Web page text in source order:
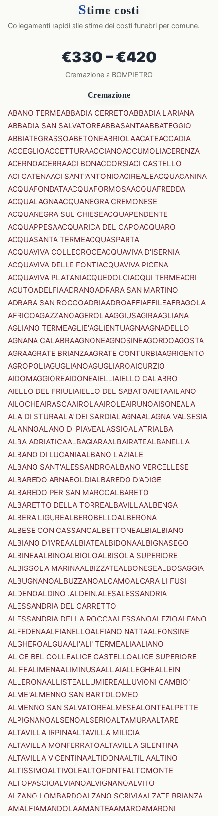
Stime costi
Collegamenti rapidi alle stime dei costi funebri per comune.
€330 – €420
Cremazione a BOMPIETRO
Cremazione
ABANO TERMEABBADIA CERRETOABBADIA LARIANA
ABBADIA SAN SALVATOREABBASANTAABBATEGGIO
ABBIATEGRASSOABETONEABRIOLAACATEACCADIA
ACCEGLIOACCETTURAACCIANOACCUMOLIACERENZA
ACERNOACERRAACI BONACCORSIACI CASTELLO
ACI CATENAACI SANT'ANTONIOACIREALEACQUACANINA
ACQUAFONDATAACQUAFORMOSAACQUAFREDDA
ACQUALAGNAACQUANEGRA CREMONESE
ACQUANEGRA SUL CHIESEACQUAPENDENTE
ACQUAPPESAACQUARICA DEL CAPOACQUARO
ACQUASANTA TERMEACQUASPARTA
ACQUAVIVA COLLECROCEACQUAVIVA D'ISERNIA
ACQUAVIVA DELLE FONTIACQUAVIVA PICENA
ACQUAVIVA PLATANIACQUEDOLCIACQUI TERMEACRI
ACUTOADELFIAADRANOADRARA SAN MARTINO
ADRARA SAN ROCCOADRIAADROAFFIAFFILEAFRAGOLA
AFRICOAGAZZANOAGEROLAAGGIUSAGIRAAGLIANA
AGLIANO TERMEAGLIE'AGLIENTUAGNAAGNADELLO
AGNANA CALABRAAGNONEAGNOSINEAGORDOAGOSTA
AGRAAGRATE BRIANZAAGRATE CONTURBIAAGRIGENTO
AGROPOLIAGUGLIANOAGUGLIAROAICURZIO
AIDOMAGGIOREAIDONEAIELLIAIELLO CALABRO
AIELLO DEL FRIULIAIELLO DEL SABATOAIETAAILANO
AILOCHEAIRASCAAIROLAAIROLEAIRUNOAISONEALA
ALA DI STURAALA' DEI SARDIALAGNAALAGNA VALSESIA
ALANNOALANO DI PIAVEALASSIOALATRIALBA
ALBA ADRIATICAALBAGIARAALBAIRATEALBANELLA
ALBANO DI LUCANIAALBANO LAZIALE
ALBANO SANT'ALESSANDROALBANO VERCELLESE
ALBAREDO ARNABOLDIALBAREDO D'ADIGE
ALBAREDO PER SAN MARCOALBARETO
ALBARETTO DELLA TORREALBAVILLAALBENGA
ALBERA LIGUREALBEROBELLOALBERONA
ALBESE CON CASSANOALBETTONEALBIALBIANO
ALBIANO D'IVREAALBIATEALBIDONAALBIGNASEGO
ALBINEAALBINOALBIOLOALBISOLA SUPERIORE
ALBISSOLA MARINAALBIZZATEALBONESEALBOSAGGIA
ALBUGNANOALBUZZANOALCAMOALCARA LI FUSI
ALDENOALDINO .ALDEIN.ALESALESSANDRIA
ALESSANDRIA DEL CARRETTO
ALESSANDRIA DELLA ROCCAALESSANOALEZIOALFANO
ALFEDENAALFIANELLOALFIANO NATTAALFONSINE
ALGHEROALGUAALI'ALI' TERMEALIAALIANO
ALICE BEL COLLEALICE CASTELLOALICE SUPERIORE
ALIFEALIMENAALIMINUSAALLAIALLEGHEALLEIN
ALLERONAALLISTEALLUMIEREALLUVIONI CAMBIO'
ALME'ALMENNO SAN BARTOLOMEO
ALMENNO SAN SALVATOREALMESEALONTEALPETTE
ALPIGNANOALSENOALSERIOALTAMURAALTARE
ALTAVILLA IRPINAALTAVILLA MILICIA
ALTAVILLA MONFERRATOALTAVILLA SILENTINA
ALTAVILLA VICENTINAALTIDONAALTILIAALTINO
ALTISSIMOALTIVOLEALTOFONTEALTOMONTE
ALTOPASCIOALVIANOALVIGNANOALVITO
ALZANO LOMBARDOALZANO SCRIVIAALZATE BRIANZA
AMALFIAMANDOLAAMANTEAAMAROAMARONI